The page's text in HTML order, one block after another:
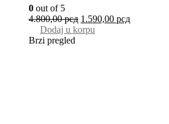
0 out of 5
4.800,00рсд 1.590,00 рсд
Dodaj u korpu
Brzi pregled